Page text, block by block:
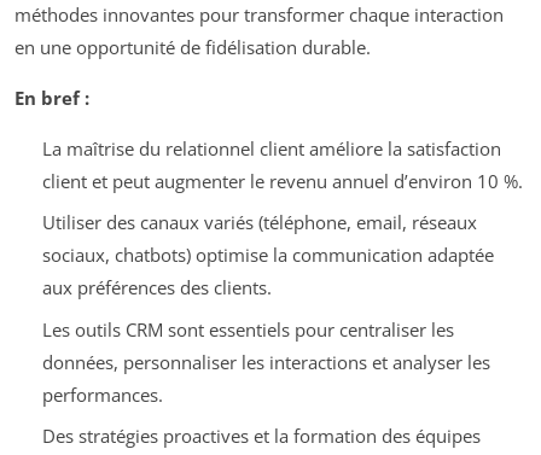
méthodes innovantes pour transformer chaque interaction
en une opportunité de fidélisation durable.
En bref :
La maîtrise du relationnel client améliore la satisfaction
client et peut augmenter le revenu annuel d’environ 10 %.
Utiliser des canaux variés (téléphone, email, réseaux
sociaux, chatbots) optimise la communication adaptée
aux préférences des clients.
Les outils CRM sont essentiels pour centraliser les
données, personnaliser les interactions et analyser les
performances.
Des stratégies proactives et la formation des équipes